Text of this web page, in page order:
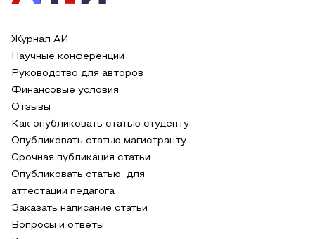
Журнал АИ
Научные конференции
Руководство для авторов
Финансовые условия
Отзывы
Как опубликовать статью студенту
Опубликовать статью магистранту
Срочная публикация статьи
Опубликовать статью для
аттестации педагога
Заказать написание статьи
Вопросы и ответы